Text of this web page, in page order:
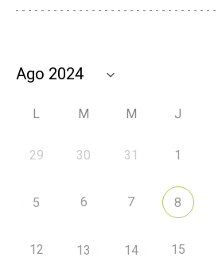
L M M J
29 30 31 1
5 6 7 8
12 13 14 15